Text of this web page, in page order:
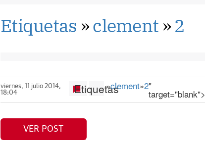
Etiquetas »clement »2
viernes, 11 julio 2014,
18:04
Etiquetas
»clement»2"
target="blank">
VER POST